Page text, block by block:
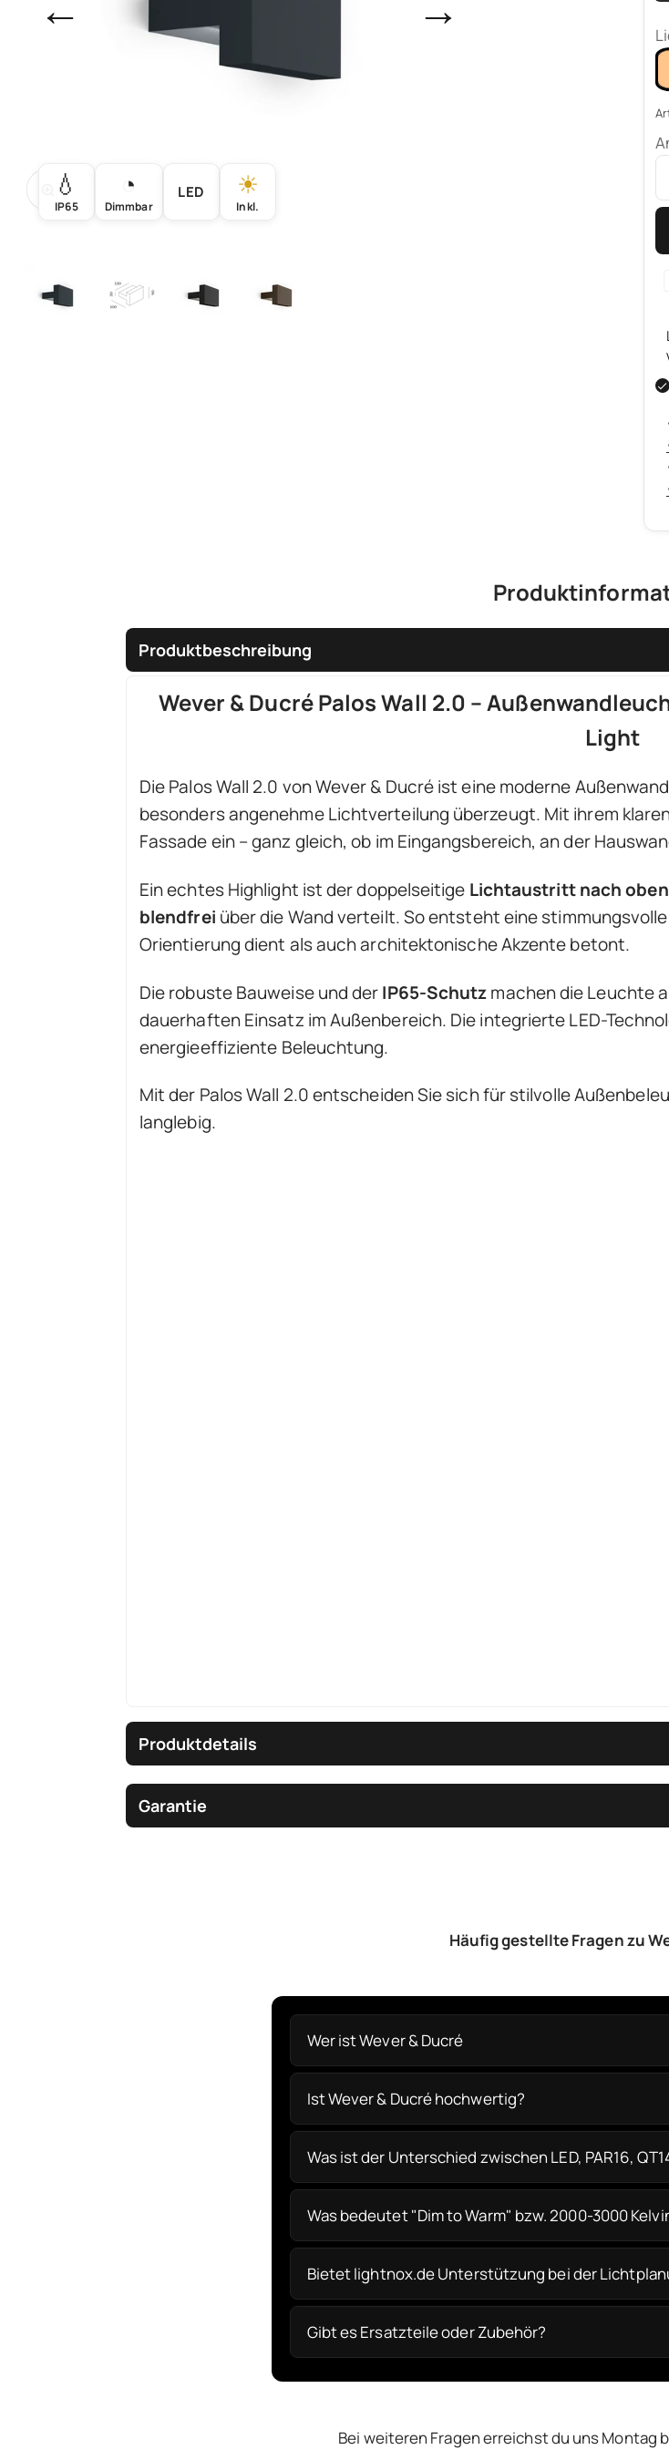
💧
IP65
◔
Dimmbar
LED ☀
Inkl.
Bild vergrößern
Produktbeschreibung
Wever & Ducré Palos Wall 2.0 –
Light
Die Palos Wall 2.0 von Wever & Ducré ist eine moderne
besonders angenehme Lichtverteilung überzeugt. Mit ihrem
Fassade ein – ganz gleich, ob im Eingangsbereich, an der
Ein echtes Highlight ist der doppelseitige Lichtaustritt nach
blendfrei über die Wand verteilt. So entsteht eine
Orientierung dient als auch architektonische Akzente betont.
Die robuste Bauweise und derIP65-Schutzmachen die Leuchte
dauerhaften Einsatz im Außenbereich. Die integrierte LED-
energieeffiziente Beleuchtung.
Mit der Palos Wall 2.0 entscheiden Sie sich für stilvolle
langlebig.
Produktdetails
Garantie
Häufig gestellte Fragen zu
Wer ist Wever & Ducré
Ist Wever & Ducré hochwertig?
Was ist der Unterschied zwischen LED, PAR16,
Was bedeutet "Dim to Warm" bzw. 2000-3000
Bietet lightnox.de Unterstützung bei der
Gibt es Ersatzteile oder Zubehör?
Bei weiteren Fragen erreichst du uns Montag